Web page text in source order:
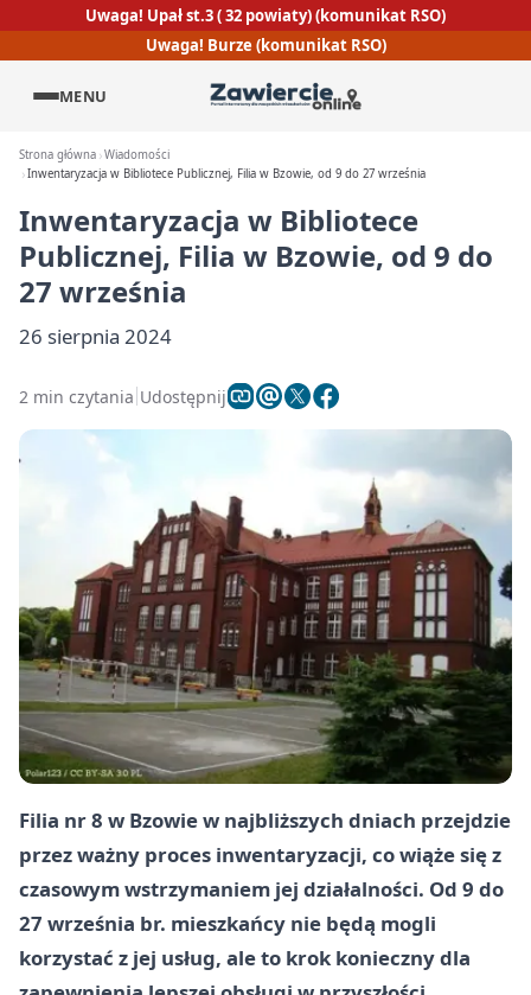
Uwaga! Upał st.3 ( 32 powiaty) (komunikat RSO)
Uwaga! Burze (komunikat RSO)
MENU
Strona główna Wiadomości
Inwentaryzacja w Bibliotece Publicznej, Filia w Bzowie, od 9 do 27 września
Inwentaryzacja w Bibliotece
Publicznej, Filia w Bzowie, od 9 do
27 września
26 sierpnia 2024
2 min czytania Udostępnij
Filia nr 8 w Bzowie w najbliższych dniach przejdzie
przez ważny proces inwentaryzacji, co wiąże się z
czasowym wstrzymaniem jej działalności. Od 9 do
27 września br. mieszkańcy nie będą mogli
korzystać z jej usług, ale to krok konieczny dla